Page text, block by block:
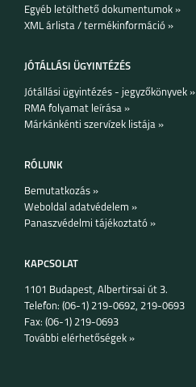
IPHONE 16 PLUS IPHONE 16 PRO
IPHONE 15 PRO MAX
IPHONE 15 IPHONE 14 PRO MAX
Egyéb letölthető dokumentumok »
XML árlista / termékinformáció »
JÓTÁLLÁSI ÜGYINTÉZÉS
Jótállási ügyintézés - jegyzőkönyvek »
RMA folyamat leírása »
Márkánkénti szervízek listája »
RÓLUNK
Bemutatkozás »
Weboldal adatvédelem »
Panaszvédelmi tájékoztató »
KAPCSOLAT
1101 Budapest, Albertirsai út 3.
Telefon: (06-1) 219-0692, 219-0693
Fax: (06-1) 219-0693
További elérhetőségek »